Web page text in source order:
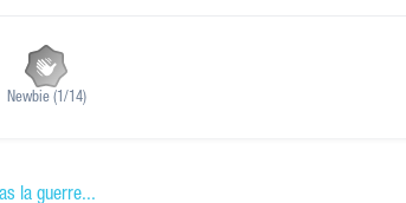
Newbie (1/14)
la guerre...